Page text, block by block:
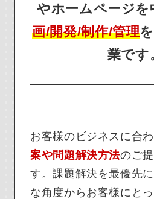
やホームページを
画/開発/制作/管理
業です
お客様のビジネスに合
案や問題解決方法のご
す。課題解決を最優先
な角度からお客様にと